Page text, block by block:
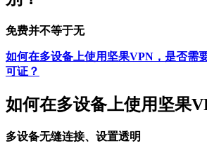
免费并不等于无
如何在多设备上使用坚果VPN，是否需
可证？
如何在多设备上使用坚果
多设备无缝连接、设置透明